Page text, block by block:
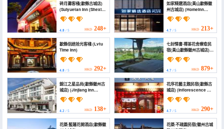
碎月灘客棧(歙縣古城店)
(Suiyuetan Inn (Shexian
Ancient City))
4.8 / 5 HKD 248+
如家精選酒店(黃山歙縣徽
州古城店) (Homeinn
Plus(Huangshan
Shexian Huizhou
Ancient City Branch))
4.7/ 5 HKD 213+
歙縣侶途拾光客棧 (Lvtu
Time Inn)
4.8 / 5 HKD 292+
七封情書·禪茶花舍療愈民
宿(黃山歙縣徽州古城店)
(Qifeng Love Letter
Hotel (Huangshan
Jixian Huizhou Ancient
City Branch))
4.7/ 5 HKD 879+
錦江之星品尚(歙縣徽州古
城店) (Jinjiang Inn
Select (She County
Huizhou Ancient City))
4.2 / 5 HKD 138+
花序花藝主題民宿(歙縣古
城店) (Inflorescence &
Floriculture Theme
Guesthouse(Yi County
4.7/ 5 HKD 290+
花築·藍蓮花開酒店(歙縣徽
花築·不疏園民宿(徽州古城